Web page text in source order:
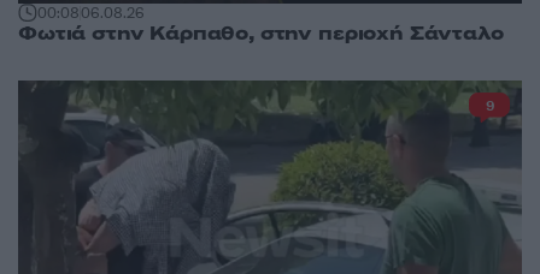
00:0806.08.26
Φωτιά στην Κάρπαθο, στην περιοχή Σάνταλο
9